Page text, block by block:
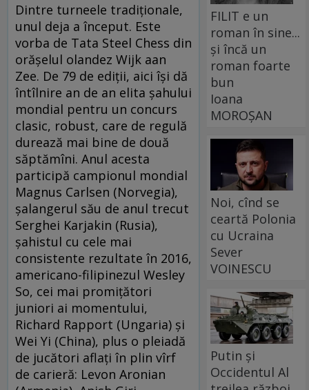
Dintre turneele tradiționale,
unul deja a început. Este
vorba de Tata Steel Chess din
orășelul olandez Wijk aan
Zee. De 79 de ediții, aici își dă
întîlnire an de an elita șahului
mondial pentru un concurs
clasic, robust, care de regulă
durează mai bine de două
săptămîni. Anul acesta
participă campionul mondial
Magnus Carlsen (Norvegia),
șalangerul său de anul trecut
Serghei Karjakin (Rusia),
șahistul cu cele mai
consistente rezultate în 2016,
americano-filipinezul Wesley
So, cei mai promițători
juniori ai momentului,
Richard Rapport (Ungaria) și
Wei Yi (China), plus o pleiadă
de jucători aflați în plin vîrf
de carieră: Levon Aronian
FILIT e un
roman în sine...
și încă un
roman foarte
bun
Ioana
MOROȘAN
Noi, cînd se
ceartă Polonia
cu Ucraina
Sever
VOINESCU
Putin și
Occidentul Al